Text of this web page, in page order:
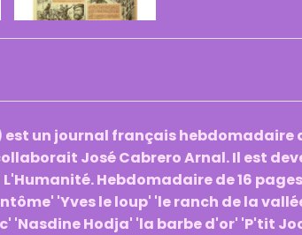
un journal français hebdomadaire
José Cabrero Arnal. Il est
Hebdomadaire de 16
'Yves le loup' 'le ranch de la
'Nasdine Hodja' 'la barbe d'or' 'P'tit